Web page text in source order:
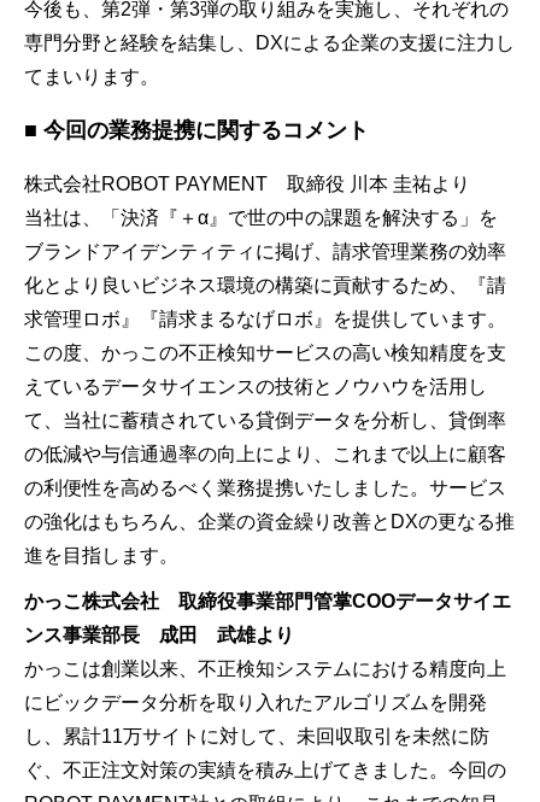
今後も、第2弾・第3弾の取り組みを実施し、それぞれの
専門分野と経験を結集し、DXによる企業の支援に注力し
てまいります。
■ 今回の業務提携に関するコメント
株式会社ROBOT PAYMENT 取締役 川本 圭祐より
当社は、「決済『＋α』で世の中の課題を解決する」を
ブランドアイデンティティに掲げ、請求管理業務の効率
化とより良いビジネス環境の構築に貢献するため、『請
求管理ロボ』『請求まるなげロボ』を提供しています。
この度、かっこの不正検知サービスの高い検知精度を支
えているデータサイエンスの技術とノウハウを活用し
て、当社に蓄積されている貸倒データを分析し、貸倒率
の低減や与信通過率の向上により、これまで以上に顧客
の利便性を高めるべく業務提携いたしました。サービス
の強化はもちろん、企業の資金繰り改善とDXの更なる推
進を目指します。
かっこ株式会社 取締役事業部門管掌COOデータサイエ
ンス事業部長 成田 武雄より
かっこは創業以来、不正検知システムにおける精度向上
にビックデータ分析を取り入れたアルゴリズムを開発
し、累計11万サイトに対して、未回収取引を未然に防
ぐ、不正注文対策の実績を積み上げてきました。今回の